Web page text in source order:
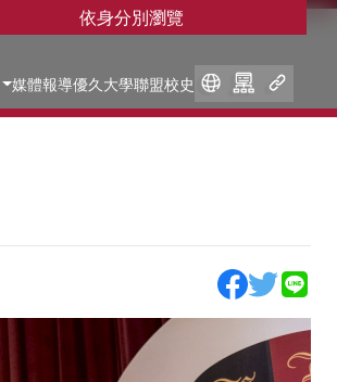
依身分別瀏覽
媒體報導優久大學聯盟校史